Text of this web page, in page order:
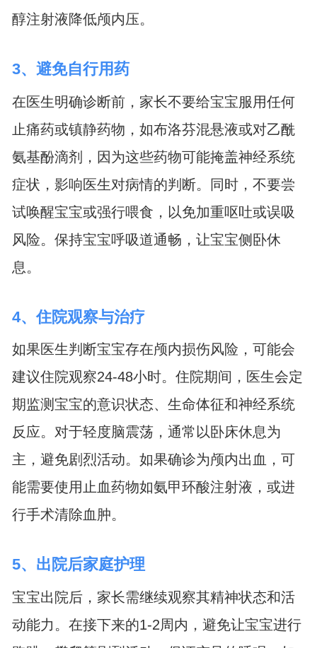
醇注射液降低颅内压。
3、避免自行用药
在医生明确诊断前，家长不要给宝宝服用任何
止痛药或镇静药物，如布洛芬混悬液或对乙酰
氨基酚滴剂，因为这些药物可能掩盖神经系统
症状，影响医生对病情的判断。同时，不要尝
试唤醒宝宝或强行喂食，以免加重呕吐或误吸
风险。保持宝宝呼吸道通畅，让宝宝侧卧休
息。
4、住院观察与治疗
如果医生判断宝宝存在颅内损伤风险，可能会
建议住院观察24-48小时。住院期间，医生会定
期监测宝宝的意识状态、生命体征和神经系统
反应。对于轻度脑震荡，通常以卧床休息为
主，避免剧烈活动。如果确诊为颅内出血，可
能需要使用止血药物如氨甲环酸注射液，或进
行手术清除血肿。
5、出院后家庭护理
宝宝出院后，家长需继续观察其精神状态和活
动能力。在接下来的1-2周内，避免让宝宝进行